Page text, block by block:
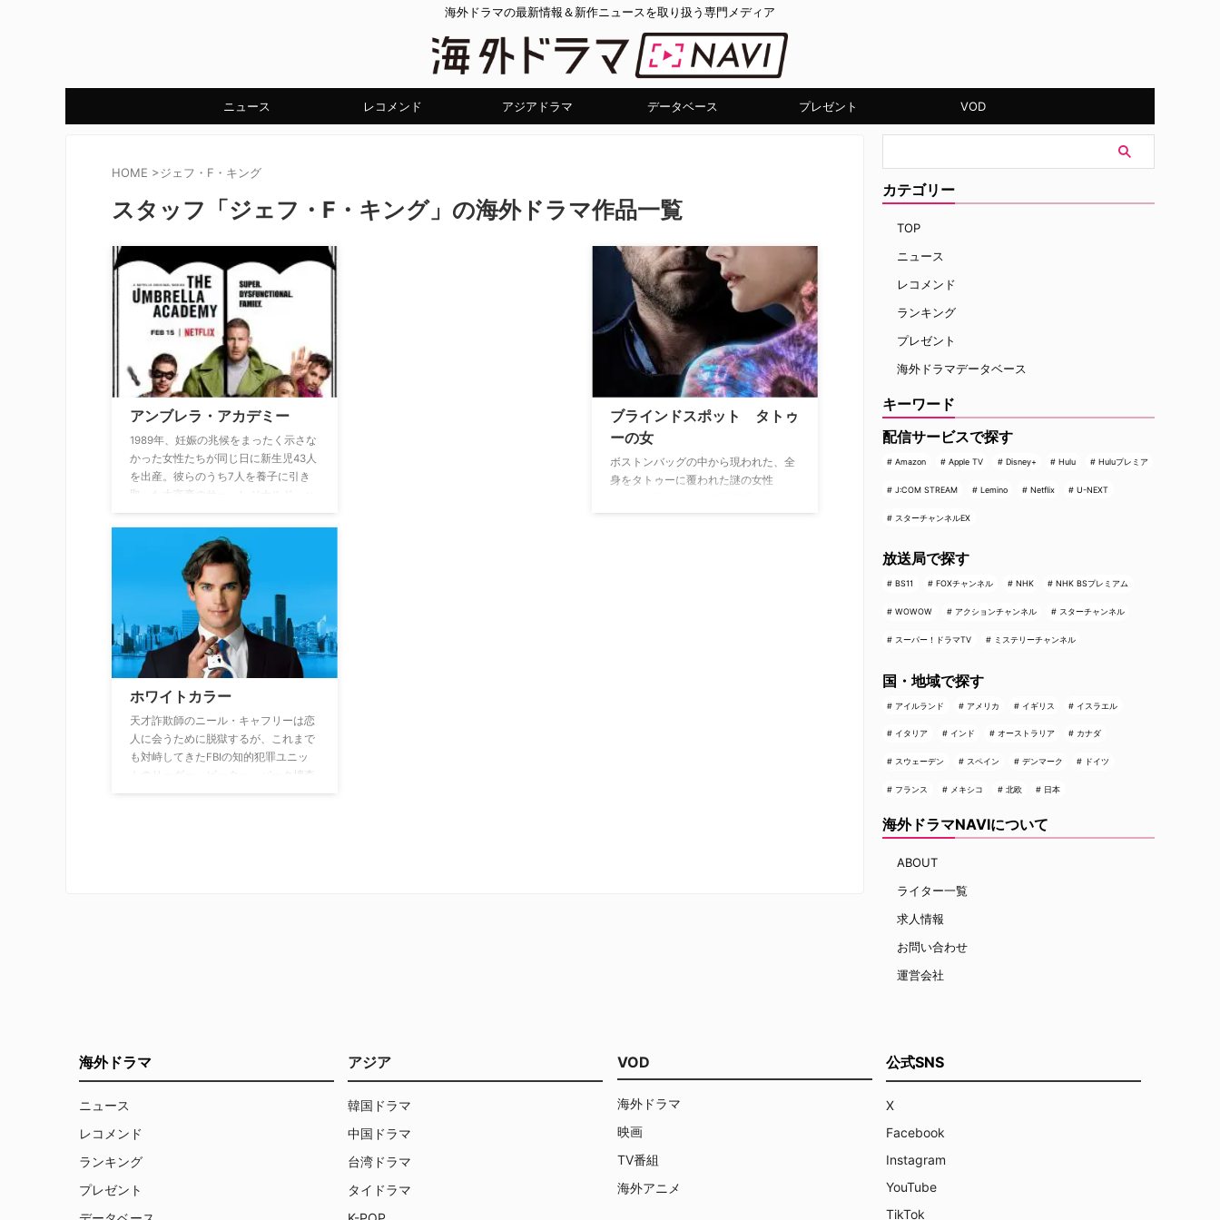
海外ドラマの最新情報＆新作ニュースを取り扱う専門メディア
ニュース レコメンド アジアドラマ データベース プレゼント VOD
HOME >ジェフ・F・キング
スタッフ「ジェフ・F・キング」の海外ドラマ作品一覧
アンブレラ・アカデミー
1989年、妊娠の兆候をまったく示さな
かった女性たちが同じ日に新生児43人
を出産。彼らのうち7人を養子に引き
取った大富豪のサー・レジナルド・ハ
ーを創設し、子どもたちをスーパーヒ
ーローに育てていく。しかし、彼らが
ティーンエイジャーになると家族はバ
ラバラになり、アンブレラ・アカデミ
ーは解散。そしてさらに時は経ち、父
は謎の死を遂げてしまう…。再び集結
した子どもたちは父の死の謎を追うこ
とに。
ブラインドスポット タトゥ
ーの女
ボストンバッグの中から現われた、全
身をタトゥーに覆われた謎の女性
ホワイトカラー
天才詐欺師のニール・キャフリーは恋
人に会うために脱獄するが、これまで
も対峙してきたFBIの知的犯罪ユニッ
トのリーダー、ピーター・バーク捜査
カテゴリー
TOP
ニュース
レコメンド
ランキング
プレゼント
海外ドラマデータベース
キーワード
配信サービスで探す
Amazon Apple TV Disney+ Hulu Huluプレミア
J:COM STREAM Lemino Netflix U-NEXT
スターチャンネルEX
放送局で探す
BS11 FOXチャンネル NHK NHK BSプレミアム
WOWOW アクションチャンネル スターチャンネル
スーパー！ドラマTV ミステリーチャンネル
国・地域で探す
アイルランド アメリカ イギリス イスラエル
イタリア インド オーストラリア カナダ
スウェーデン スペイン デンマーク ドイツ
フランス メキシコ 北欧 日本
海外ドラマNAVIについて
ABOUT
ライター一覧
求人情報
お問い合わせ
運営会社
海外ドラマ
ニュース
レコメンド
ランキング
プレゼント
アジア
韓国ドラマ
中国ドラマ
台湾ドラマ
タイドラマ
VOD
海外ドラマ
映画
TV番組
海外アニメ
公式SNS
X
Facebook
Instagram
YouTube
TikTok